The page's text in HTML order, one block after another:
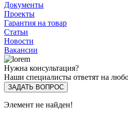
Документы
Проекты
Гарантия на товар
Статьи
Новости
Вакансии
Нужна консультация?
Наши специалисты ответят на
ЗАДАТЬ ВОПРОС
Элемент не найден!